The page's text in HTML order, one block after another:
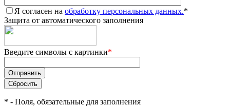
Я согласен на обработку персональных данных.*
Защита от автоматического заполнения
Введите символы с картинки*
* - Поля, обязательные для заполнения